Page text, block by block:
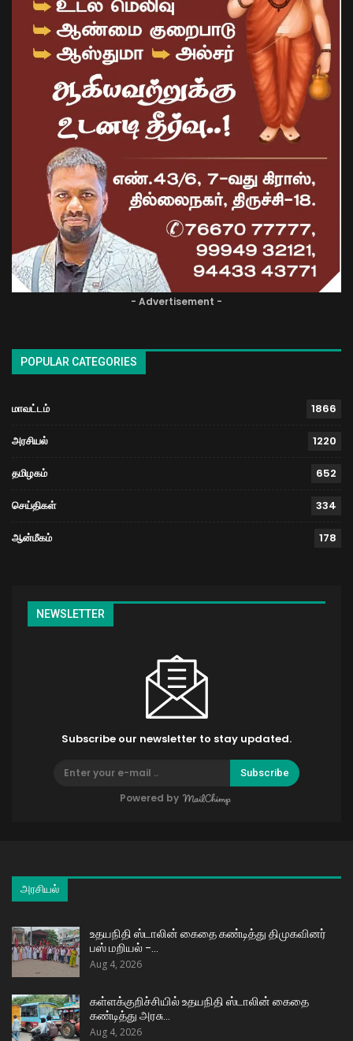
- Advertisement -
POPULAR CATEGORIES
மாவட்டம் 1866
அரசியல் 1220
தமிழகம் 652
செய்திகள் 334
ஆன்மீகம் 178
NEWSLETTER
Subscribe our newsletter to stay updated.
Subscribe
Powered by
அரசியல்
உதயநிதி ஸ்டாலின் கைதை கண்டித்து திமுகவினர்
பஸ் மறியல் –…
Aug 4, 2026
கள்ளக்குறிச்சியில் உதயநிதி ஸ்டாலின் கைதை
கண்டித்து அரசு…
Aug 4, 2026